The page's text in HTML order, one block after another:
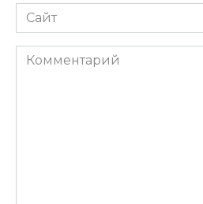
Сайт
Комментарий